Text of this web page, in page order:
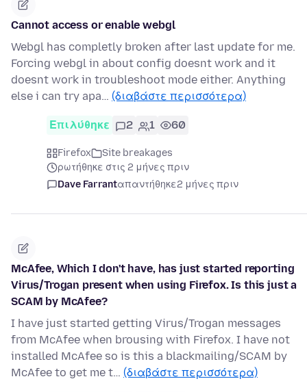
Cannot access or enable webgl
Webgl has completly broken after last update for me.
Forcing webgl in about config doesnt work and it
doesnt work in troubleshoot mode either. Anything
else i can try apa… (διαβάστε περισσότερα)
Επιλύθηκε 2 1 60
Firefox
Site breakages
ρωτήθηκε στις 2 μήνες πριν
Dave Farrantαπαντήθηκε2 μήνες πριν
McAfee, Which I don't have, has just started reporting
Virus/Trogan present when using Firefox. Is this just a
SCAM by McAfee?
I have just started getting Virus/Trogan messages
from McAfee when brousing with Firefox. I have not
installed McAfee so is this a blackmailing/SCAM by
McAfee to get me t… (διαβάστε περισσότερα)